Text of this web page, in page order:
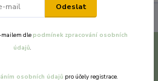
Odeslat
mailem dle podmínek zpracování osobních
údajů.
osobních údajů pro účely registrace.